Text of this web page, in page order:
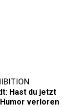
Hast du jetzt
verloren